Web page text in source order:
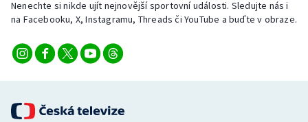
Nenechte si nikde ujít nejnovější sportovní události. Sledujte nás i
na Facebooku, X, Instagramu, Threads či YouTube a buďte v obraze.